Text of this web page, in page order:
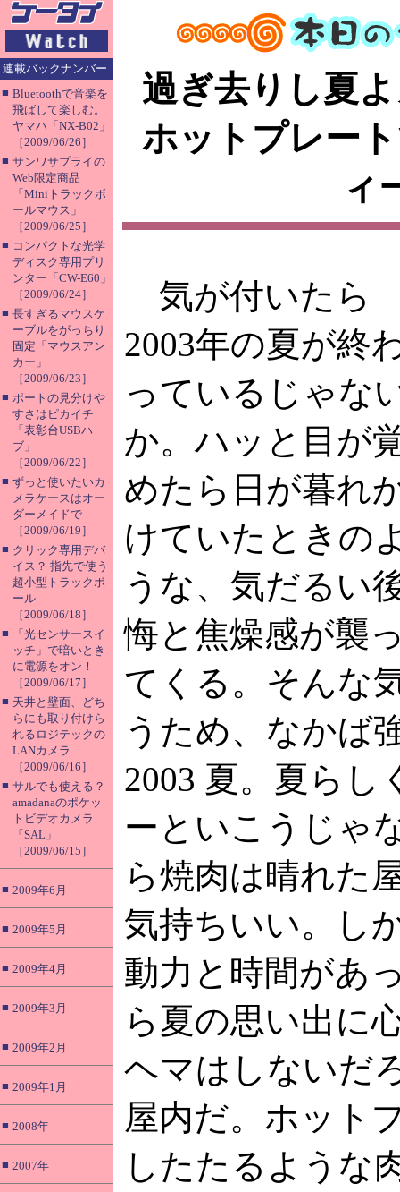
連載バックナンバー
■ Bluetoothで音楽を
飛ばして楽しむ。
ヤマハ「NX-B02」
［2009/06/26］
■ サンワサプライの
Web限定商品
「Miniトラックボ
ールマウス」
［2009/06/25］
■ コンパクトな光学
ディスク専用プリ
ンター「CW-E60」
［2009/06/24］
■ 長すぎるマウスケ
ーブルをがっちり
固定「マウスアン
カー」
［2009/06/23］
■ ポートの見分けや
すさはピカイチ
「表彰台USBハ
ブ」
［2009/06/22］
■ ずっと使いたいカ
メラケースはオー
ダーメイドで
［2009/06/19］
■ クリック専用デバ
イス？ 指先で使う
超小型トラックボ
ール
［2009/06/18］
■
「光センサースイ
ッチ」で暗いとき
に電源をオン！
［2009/06/17］
■ 天井と壁面、どち
らにも取り付けら
れるロジテックの
LANカメラ
［2009/06/16］
■ サルでも使える？
amadanaのポケッ
トビデオカメラ
「SAL」
［2009/06/15］
■ 2009年6月
■ 2009年5月
■ 2009年4月
■ 2009年3月
■ 2009年2月
■ 2009年1月
■ 2008年
■ 2007年
過ぎ去りし夏
ホットプレー
ィ
気が付いたら
2003年の夏が終
っているじゃな
か。ハッと目が
めたら日が暮れ
けていたときの
うな、気だるい
悔と焦燥感が襲
てくる。そんな
うため、なかば
2003 夏。夏らし
ーといこうじゃ
ら焼肉は晴れた
気持ちいい。し
動力と時間があ
ら夏の思い出に
ヘマはしないだ
屋内だ。ホット
したたるような